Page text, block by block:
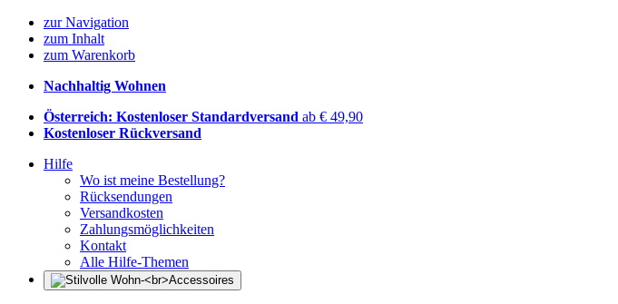
zur Navigation
zum Inhalt
zum Warenkorb
Nachhaltig Wohnen
Österreich: Kostenloser Standardversand ab € 49,90
Kostenloser Rückversand
Hilfe
Wo ist meine Bestellung?
Rücksendungen
Versandkosten
Zahlungsmöglichkeiten
Kontakt
Alle Hilfe-Themen